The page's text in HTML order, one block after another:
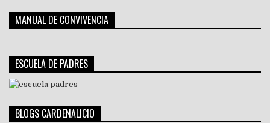
MANUAL DE CONVIVENCIA
ESCUELA DE PADRES
BLOGS CARDENALICIO